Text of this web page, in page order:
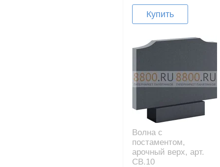
Купить
Волна с
постаментом,
арочный верх, арт.
CB.10